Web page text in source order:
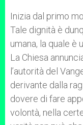
Inizia dal primo
Tale dignità è
umana, la quale è
La Chiesa
l’autorità del
derivante dalla
dovere di fare
volontà, nella